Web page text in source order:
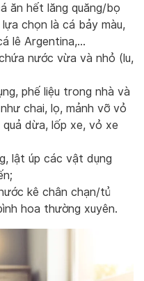
ăn hết lăng quăng/bọ
chọn là cá bảy màu,
lê Argentina,…
nước vừa và nhỏ (lu,
phế liệu trong nhà và
chai, lọ, mảnh vỡ vỏ
dừa, lốp xe, vỏ xe
lật úp các vật dụng
kê chân chạn/tủ
hoa thường xuyên.